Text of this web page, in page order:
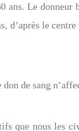
Le donneur
d’après le
de sang
que nous les